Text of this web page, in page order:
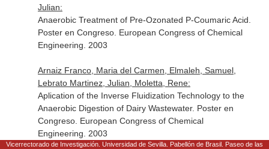
Julian:
Anaerobic Treatment of Pre-Ozonated P-Coumaric Acid.
Poster en Congreso. European Congress of Chemical
Engineering. 2003
Arnaiz Franco, Maria del Carmen, Elmaleh, Samuel,
Lebrato Martinez, Julian, Moletta, Rene:
Aplication of the Inverse Fluidization Technology to the
Anaerobic Digestion of Dairy Wastewater. Poster en
Congreso. European Congress of Chemical
Engineering. 2003
Vicerrectorado de Investigación. Universidad de Sevilla. Pabellón de Brasil. Paseo de las